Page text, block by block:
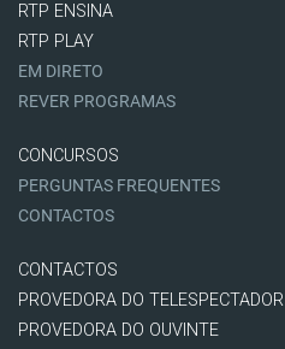
RTP ENSINA
RTP PLAY
EM DIRETO
REVER PROGRAMAS
CONCURSOS
PERGUNTAS FREQUENTES
CONTACTOS
CONTACTOS
PROVEDORA DO TELESPECTADOR
PROVEDORA DO OUVINTE